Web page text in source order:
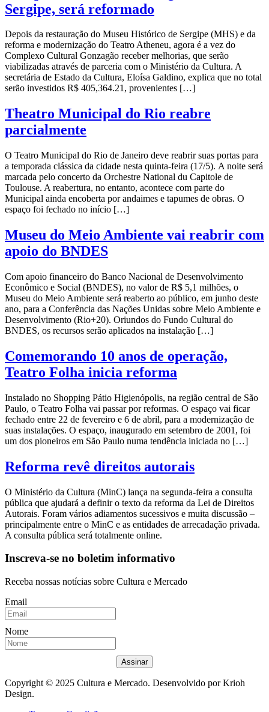
Sergipe, será reformado
Depois da restauração do Museu Histórico de Sergipe (MHS) e da
reforma e modernização do Teatro Atheneu, agora é a vez do
Complexo Cultural Gonzagão receber melhorias, que serão
viabilizadas através de parceria com o Ministério da Cultura. A
secretária de Estado da Cultura, Eloísa Galdino, explica que no total
serão investidos R$ 405,364.21, provenientes […]
Theatro Municipal do Rio reabre
parcialmente
O Teatro Municipal do Rio de Janeiro deve reabrir suas portas para
a temporada clássica da cidade nesta quinta-feira (17/5). A noite será
marcada pelo concerto da Orchestre National du Capitole de
Toulouse. A reabertura, no entanto, acontece com parte do
Municipal ainda encoberta por andaimes e tapumes de obras. O
espaço foi fechado no início […]
Museu do Meio Ambiente vai reabrir com
apoio do BNDES
Com apoio financeiro do Banco Nacional de Desenvolvimento
Econômico e Social (BNDES), no valor de R$ 5,1 milhões, o
Museu do Meio Ambiente será reaberto ao público, em junho deste
ano, para a Conferência das Nações Unidas sobre Meio Ambiente e
Desenvolvimento (Rio+20). Oriundos do Fundo Cultural do
BNDES, os recursos serão aplicados na instalação […]
Comemorando 10 anos de operação,
Teatro Folha inicia reforma
Instalado no Shopping Pátio Higienópolis, na região central de São
Paulo, o Teatro Folha vai passar por reformas. O espaço vai ficar
fechado entre 22 de fevereiro e 6 de abril, para a modernização de
suas instalações. O espaço, inaugurado em setembro de 2001, foi
um dos pioneiros em São Paulo numa tendência iniciada no […]
Reforma revê direitos autorais
O Ministério da Cultura (MinC) lança na segunda-feira a consulta
pública que ajudará a definir o texto da reforma da Lei de Direitos
Autorais. Foram vários adiamentos sucessivos e muita discussão –
principalmente entre o MinC e as entidades de arrecadação privada.
A consulta pública será totalmente online.
Inscreva-se no boletim informativo
Receba nossas notícias sobre Cultura e Mercado
Email
Nome
Assinar
Copyright © 2025 Cultura e Mercado. Desenvolvido por Krioh
Design.